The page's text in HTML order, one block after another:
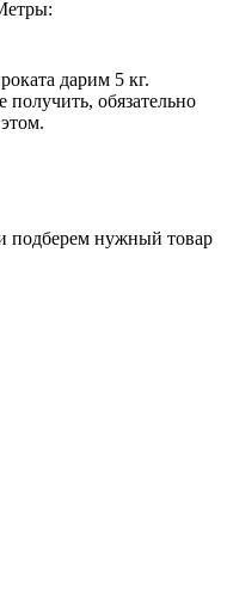
дарим 5 кг.
получить, обязательно
подберем нужный товар